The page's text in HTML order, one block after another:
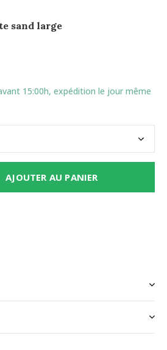
sand large
15:00h, expédition le jour même
AJOUTER AU PANIER